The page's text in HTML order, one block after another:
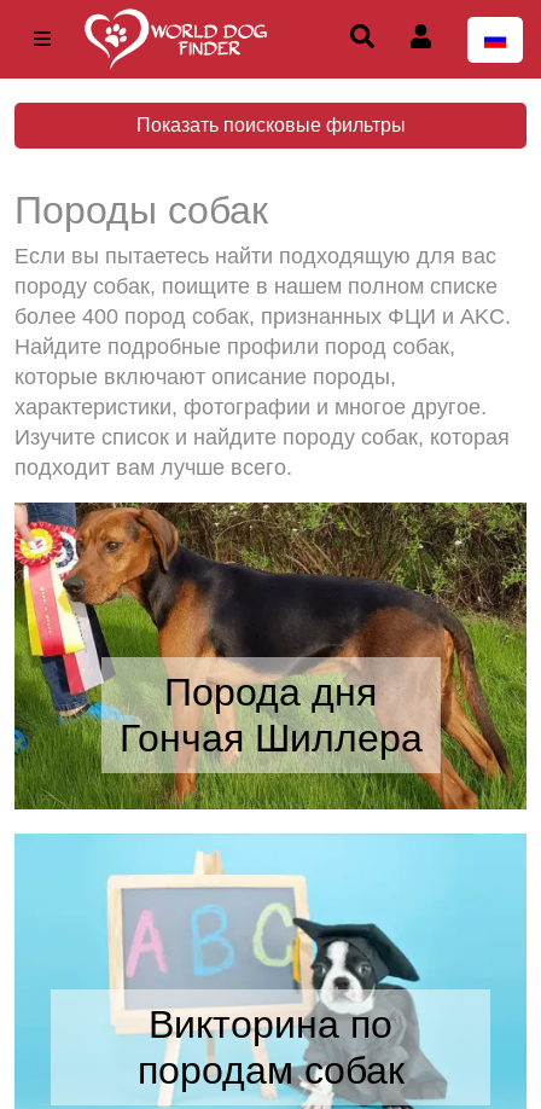
Показать поисковые фильтры
Породы собак
Если вы пытаетесь найти подходящую для вас
породу собак, поищите в нашем полном списке
более 400 пород собак, признанных ФЦИ и AKC.
Найдите подробные профили пород собак,
которые включают описание породы,
характеристики, фотографии и многое другое.
Изучите список и найдите породу собак, которая
подходит вам лучше всего.
Порода дня
Гончая Шиллера
Викторина по
породам собак